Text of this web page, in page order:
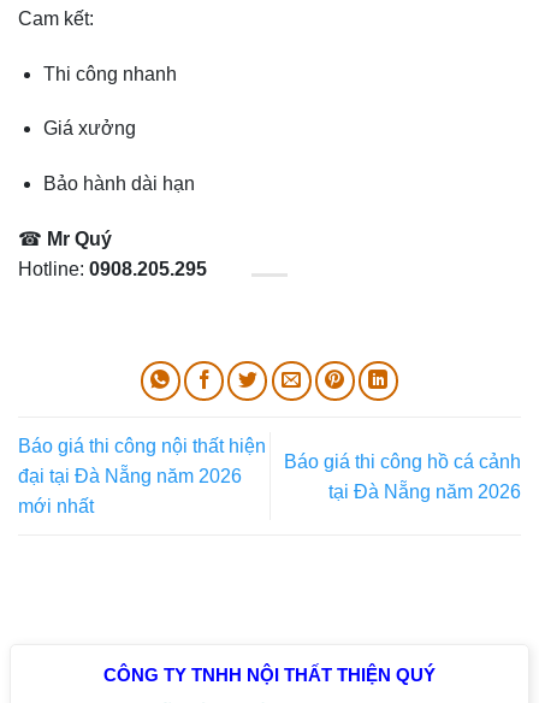
Cam kết:
Thi công nhanh
Giá xưởng
Bảo hành dài hạn
☎ Mr Quý
Hotline: 0908.205.295
Báo giá thi công nội thất hiện
đại tại Đà Nẵng năm 2026
mới nhất
Báo giá thi công hồ cá cảnh
tại Đà Nẵng năm 2026
CÔNG TY TNHH NỘI THẤT THIỆN QUÝ